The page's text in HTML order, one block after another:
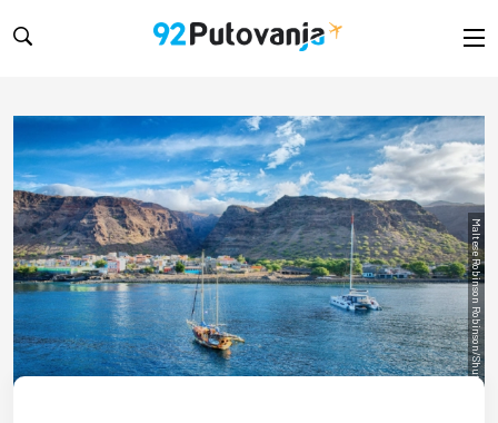
Maltese Robinson Robinson/Shutterstock